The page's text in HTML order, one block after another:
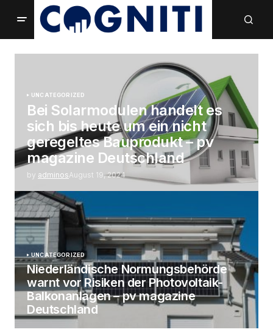
UNCATEGORIZED
Bei Solarmodulen handelt es
sich bis heute um ein nicht
geregeltes Bauprodukt – pv
magazine Deutschland
by adminosAugust 19, 2024
UNCATEGORIZED
Niederländische Normungsbehörde
warnt vor Risiken der Photovoltaik-
Balkonanlagen – pv magazine
Deutschland